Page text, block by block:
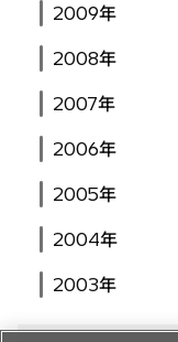
2009年
2008年
2007年
2006年
2005年
2004年
2003年